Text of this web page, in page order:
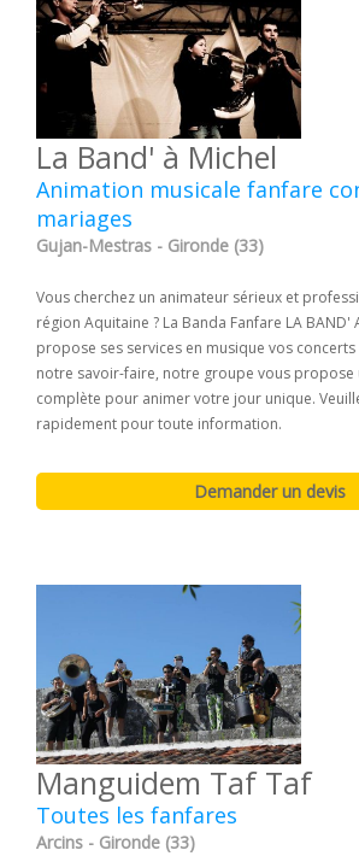
La Band' à Michel
Animation musicale fanfare
mariages
Gujan-Mestras - Gironde (33)
Vous cherchez un animateur sérieux et
région Aquitaine ? La Banda Fanfare LA BAND'
propose ses services en musique vos
notre savoir-faire, notre groupe vous propose
complète pour animer votre jour unique.
rapidement pour toute information.
Manguidem Taf Taf
Toutes les fanfares
Arcins - Gironde (33)